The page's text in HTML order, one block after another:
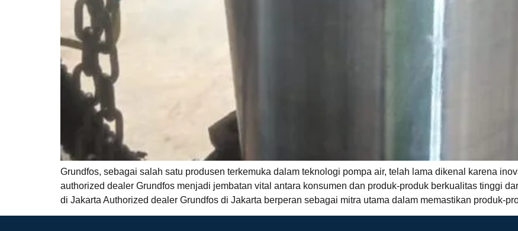
Grundfos, sebagai salah satu produsen terkemuka dalam teknologi pompa air, telah lama dikenal karena
authorized dealer Grundfos menjadi jembatan vital antara konsumen dan produk-produk berkualitas tinggi
di Jakarta Authorized dealer Grundfos di Jakarta berperan sebagai mitra utama dalam memastikan produk-